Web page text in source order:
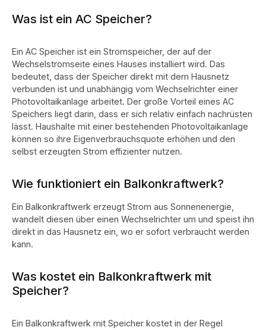
Was ist ein AC Speicher?
Ein AC Speicher ist ein Stromspeicher, der auf der
Wechselstromseite eines Hauses installiert wird. Das
bedeutet, dass der Speicher direkt mit dem Hausnetz
verbunden ist und unabhängig vom Wechselrichter einer
Photovoltaikanlage arbeitet. Der große Vorteil eines AC
Speichers liegt darin, dass er sich relativ einfach nachrüsten
lässt. Haushalte mit einer bestehenden Photovoltaikanlage
können so ihre Eigenverbrauchsquote erhöhen und den
selbst erzeugten Strom effizienter nutzen.
Wie funktioniert ein Balkonkraftwerk?
Ein Balkonkraftwerk erzeugt Strom aus Sonnenenergie,
wandelt diesen über einen Wechselrichter um und speist ihn
direkt in das Hausnetz ein, wo er sofort verbraucht werden
kann.
Was kostet ein Balkonkraftwerk mit
Speicher?
Ein Balkonkraftwerk mit Speicher kostet in der Regel